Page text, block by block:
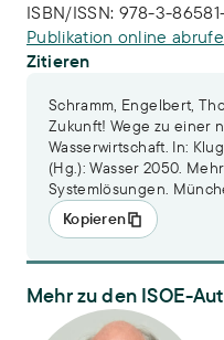
ISBN/ISSN: 978-3-
Publikation online
Zitieren
Schramm, Engelbert,
Zukunft! Wege zu einer
Wasserwirtschaft. In:
(Hg.): Wasser 2050.
Systemlösungen.
Kopieren
Mehr zu den ISOE-
Dr. Engelbert Schramm